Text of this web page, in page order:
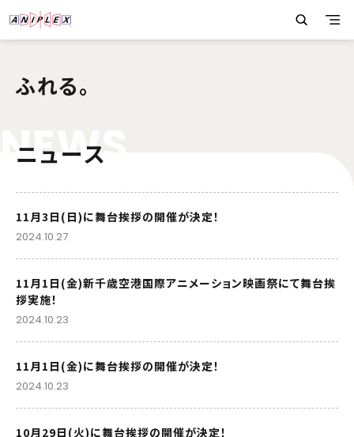
ふれる。
NEWS
ニュース
11月3日(日)に舞台挨拶の開催が決定！
2024.10.27
11月1日(金)新千歳空港国際アニメーション映画祭にて舞台挨
拶実施！
2024.10.23
11月1日(金)に舞台挨拶の開催が決定！
2024.10.23
10月29日(火)に舞台挨拶の開催が決定！